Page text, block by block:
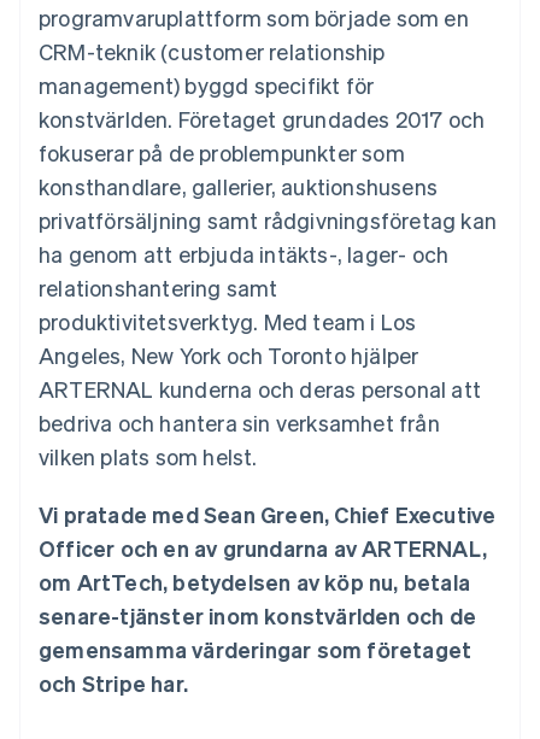
Link
Accelererad kassaprocess
Financial Connections
Länkade finanskontodata
Recognition
Automatiserad
redovisning
Stripe Sigma
Anpassade
rapporter
Data Pipeline
Datasynkronisering
Mer
Product roadmap
Se vad som kommer härnäst
Radar
Bedrägeribekämpning
Bolagsbildning för startups
Climate
Identity
Identitetsverifiering online
Plattformar
Efter bransch
AI-företag
Kreatörsekonomi
Spel
Besöksnäring, resor
och fritid
Försäkringsbolag
Media och
underhållning
Ideella organisationer
Professionella tjänster
Offentlig sektor
Detaljhandel
Ecosystem
Partner
Stripe App Marketplace
Erbjud
fakturering
Utfärda stablecoin-
stödda kort
Tillhandahåll och
hantera tjänster med
agenter
Resurser
Appintegrationer
Kodexempel
Utvecklarblogg
API-status
Företag
Produktplan
Sessions årliga
konferens
Karriärer
Nyhetsrum
Stripe Press
Kontakt
Kontakta säljteamet
Bli partner
programvaruplattform som började som en
CRM-teknik (customer relationship
management) byggd specifikt för
konstvärlden. Företaget grundades 2017 och
fokuserar på de problempunkter som
konsthandlare, gallerier, auktionshusens
privatförsäljning samt rådgivningsföretag kan
ha genom att erbjuda intäkts-, lager- och
relationshantering samt
produktivitetsverktyg. Med team i Los
Angeles, New York och Toronto hjälper
ARTERNAL kunderna och deras personal att
bedriva och hantera sin verksamhet från
vilken plats som helst.
Vi pratade med Sean Green, Chief Executive
Officer och en av grundarna av ARTERNAL,
om ArtTech, betydelsen av köp nu, betala
senare-tjänster inom konstvärlden och de
gemensamma värderingar som företaget
och Stripe har.